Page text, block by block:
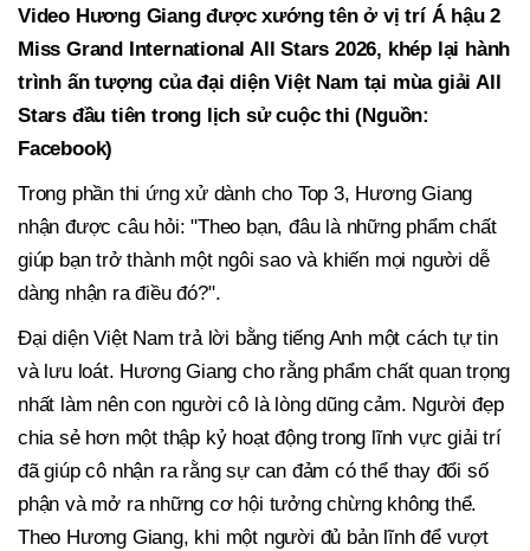
Video Hương Giang được xướng tên ở vị trí Á hậu 2
Miss Grand International All Stars 2026, khép lại hành
trình ấn tượng của đại diện Việt Nam tại mùa giải All
Stars đầu tiên trong lịch sử cuộc thi (Nguồn:
Facebook)
Trong phần thi ứng xử dành cho Top 3, Hương Giang
nhận được câu hỏi: "Theo bạn, đâu là những phẩm chất
giúp bạn trở thành một ngôi sao và khiến mọi người dễ
dàng nhận ra điều đó?".
Đại diện Việt Nam trả lời bằng tiếng Anh một cách tự tin
và lưu loát. Hương Giang cho rằng phẩm chất quan trọng
nhất làm nên con người cô là lòng dũng cảm. Người đẹp
chia sẻ hơn một thập kỷ hoạt động trong lĩnh vực giải trí
đã giúp cô nhận ra rằng sự can đảm có thể thay đổi số
phận và mở ra những cơ hội tưởng chừng không thể.
Theo Hương Giang, khi một người đủ bản lĩnh để vượt